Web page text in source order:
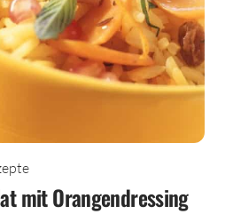
mit Orangendressing